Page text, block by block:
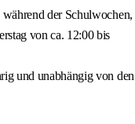
der Schulwochen,
von ca. 12:00 bis
und unabhängig von den